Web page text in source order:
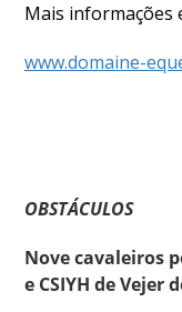
Mais informações
www.domaine-
OBSTÁCULOS
Nove cavaleiros
e CSIYH de